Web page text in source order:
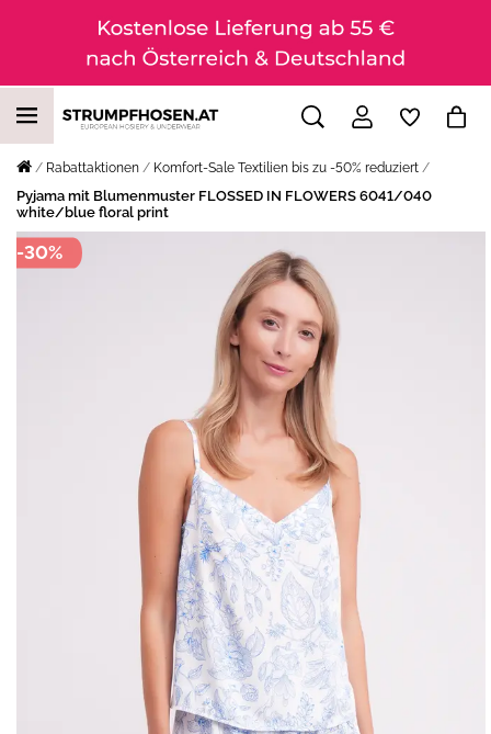
Rabattaktionen Komfort-Sale Textilien bis zu -50% reduziert
Pyjama mit Blumenmuster FLOSSED IN FLOWERS 6041/040
white/blue floral print
-30%